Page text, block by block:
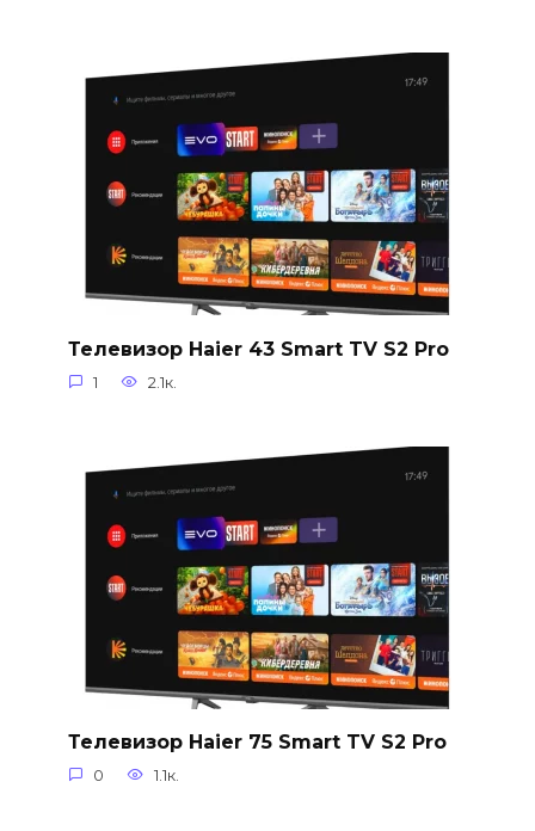
Телевизор Haier 43 Smart TV S2 Pro
1 2.1к.
Телевизор Haier 75 Smart TV S2 Pro
0 1.1к.